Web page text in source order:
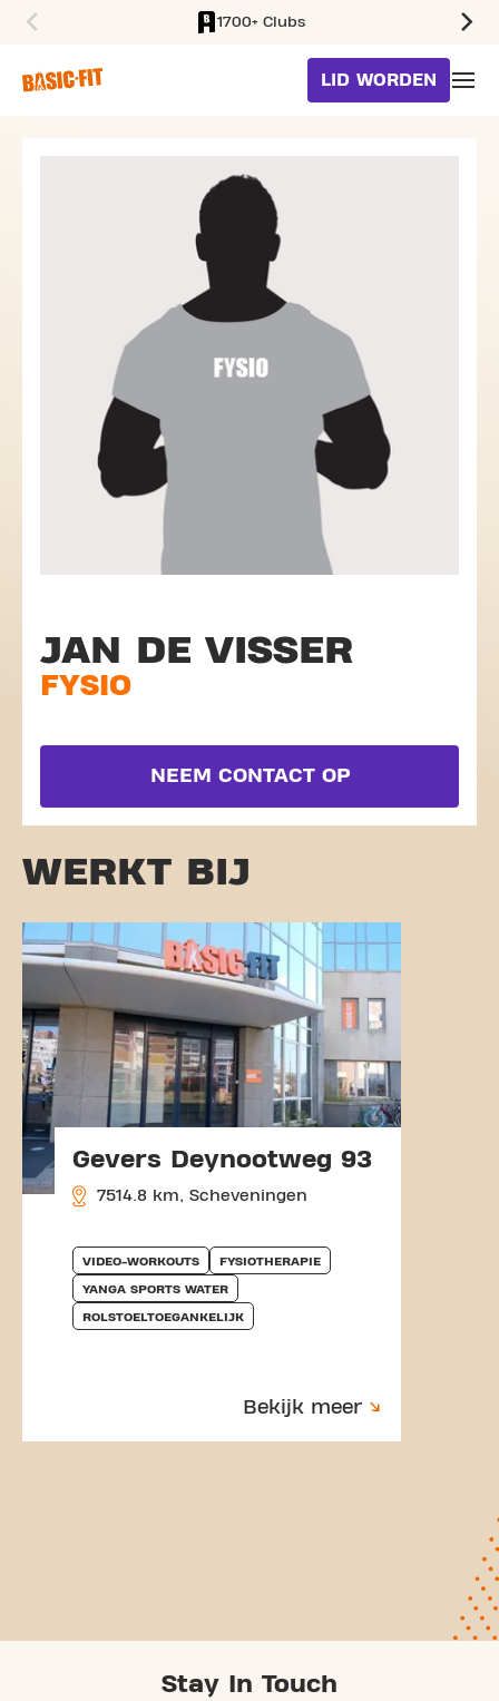
1700+ Clubs
LID WORDEN
JAN DE VISSER
FYSIO
NEEM CONTACT OP
WERKT BIJ
Gevers Deynootweg 93
7514.8 km, Scheveningen
VIDEO-WORKOUTS FYSIOTHERAPIE
YANGA SPORTS WATER
ROLSTOELTOEGANKELIJK
Bekijk meer
Stay In Touch